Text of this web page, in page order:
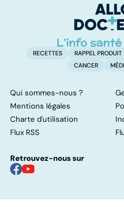
RECETTES RAPPEL PRODUIT
CANCER
Qui sommes-nous ?
Mentions légales
Charte d'utilisation
Flux RSS
Retrouvez-nous sur